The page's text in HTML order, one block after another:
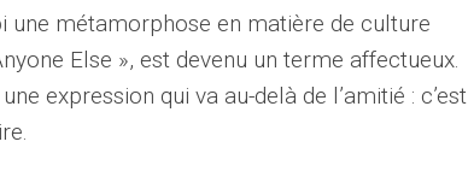
une métamorphose en matière de culture
Else », est devenu un terme affectueux.
expression qui va au-delà de l’amitié : c’est